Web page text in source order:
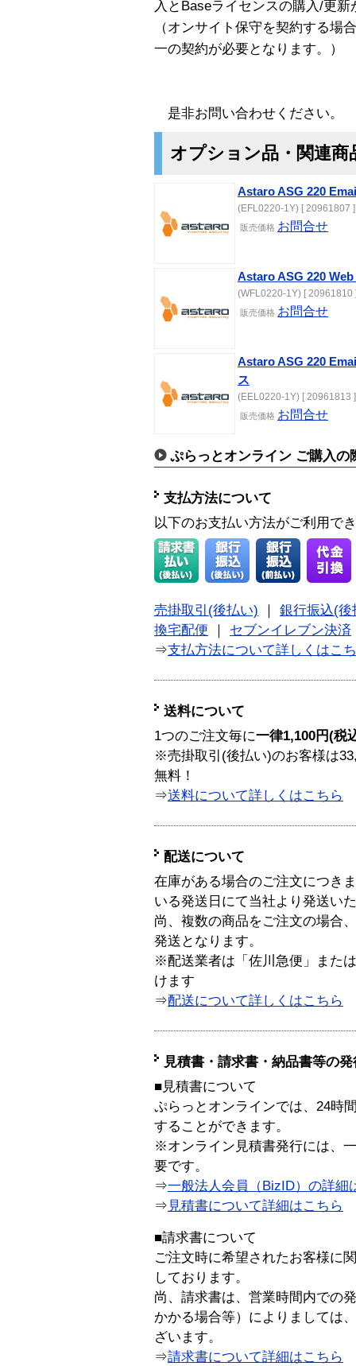
入とBaseライセンスの購入/更
（オンサイト保守を契約する場
一の契約が必要となります。）
是非お問い合わせください。
オプション品・関連商
Astaro ASG 220
(EFL0220-1Y) [ 20961807 ]
販売価格 お問合せ
Astaro ASG 220
(WFL0220-1Y) [ 20961810
販売価格 お問合せ
Astaro ASG 220
ス
(EEL0220-1Y) [ 20961813 ]
販売価格 お問合せ
ぷらっとオンライン ご購入の
支払方法について
以下のお支払い方法がご利用で
売掛取引(後払い)
銀行振込(後
換宅配便
セブンイレブン決済
⇒支払方法について詳しくはこ
送料について
1つのご注文毎に一律1,100円(税
※売掛取引(後払い)のお客様は
無料！
⇒送料について詳しくはこちら
配送について
在庫がある場合のご注文につき
いる発送日にて当社より発送い
尚、複数の商品をご注文の場合
発送となります。
※配送業者は「佐川急便」また
けます
⇒配送について詳しくはこちら
見積書・請求書・納品書等の
■見積書について
ぷらっとオンラインでは、24時
することができます。
※オンライン見積書発行には、
要です。
⇒一般法人会員（BizID）の詳細
⇒ 見積書について詳細はこちら
■請求書について
ご注文時に希望されたお客様に
しております。
尚、請求書は、営業時間内での
かかる場合等）によりましては
ざいます。
⇒請求書について詳細はこちら